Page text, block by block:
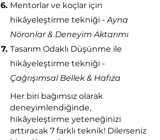
Mentorlar ve koçlar için
hikâyeleştirme tekniği -Ayna
Nöronlar & Deneyim Aktarımı
Tasarım Odaklı Düşünme ile
hikâyeleştirme tekniği -
Çağrışımsal Bellek & Hafıza
Her biri bağımsız olarak
deneyimlendiğinde,
hikâyeleştirme yeteneğinizi
arttıracak 7 farklı teknik! Dilerseniz